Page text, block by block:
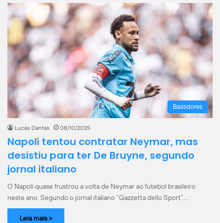
Bastidores
Lucas Dantas 08/10/2025
Napoli tentou contratar Neymar, mas
desistiu para ter De Bruyne, segundo
jornal italiano
O Napoli quase frustrou a volta de Neymar ao futebol brasileiro
neste ano. Segundo o jornal italiano “Gazzetta dello Sport”,…
Leia mais >